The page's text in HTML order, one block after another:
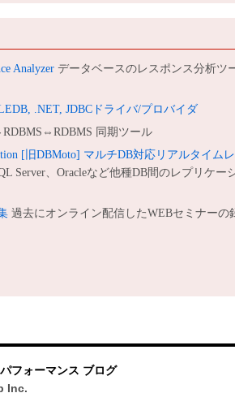
Analyzer データベースのレスポンス分析ツ
.NET, JDBCドライバ/プロバイダ
同期ツール
[旧DBMoto] マルチDB対応リアルタイムレ
Server、Oracleなど他種DB間のレプリケー
過去にオンライン配信したWEBセミナーの
フォーマンス ブログ
Inc.